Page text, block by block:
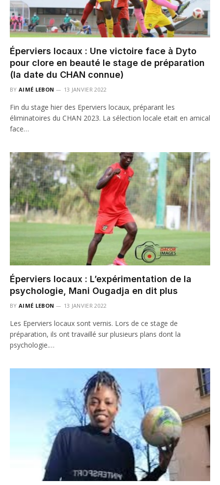
Éperviers locaux : Une victoire face à Dyto
pour clore en beauté le stage de préparation
(la date du CHAN connue)
BY AIMÉ LEBON 13 JANVIER 2022
Fin du stage hier des Eperviers locaux, préparant les
éliminatoires du CHAN 2023. La sélection locale etait en amical
face…
Éperviers locaux : L’expérimentation de la
psychologie, Mani Ougadja en dit plus
BY AIMÉ LEBON 13 JANVIER 2022
Les Eperviers locaux sont vernis. Lors de ce stage de
préparation, ils ont travaillé sur plusieurs plans dont la
psychologie.…